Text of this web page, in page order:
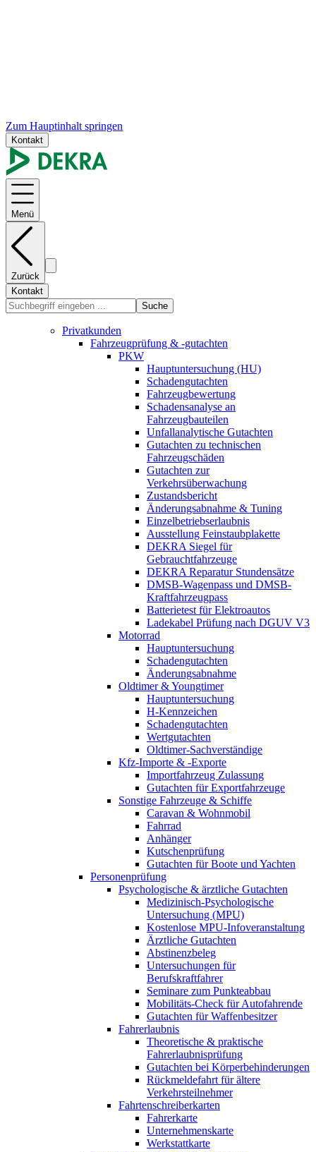
Zum Hauptinhalt springen
Kontakt
Menü
Zurück
Kontakt
Suche
Privatkunden
Fahrzeugprüfung & -gutachten
PKW
Hauptuntersuchung (HU)
Schadengutachten
Fahrzeugbewertung
Schadensanalyse an
Fahrzeugbauteilen
Unfallanalytische Gutachten
Gutachten zu technischen
Fahrzeugschäden
Gutachten zur
Verkehrsüberwachung
Zustandsbericht
Änderungsabnahme & Tuning
Einzelbetriebserlaubnis
Ausstellung Feinstaubplakette
DEKRA Siegel für
Gebrauchtfahrzeuge
DEKRA Reparatur Stundensätze
DMSB-Wagenpass und DMSB-
Kraftfahrzeugpass
Batterietest für Elektroautos
Ladekabel Prüfung nach DGUV V3
Motorrad
Hauptuntersuchung
Schadengutachten
Änderungsabnahme
Oldtimer & Youngtimer
Hauptuntersuchung
H-Kennzeichen
Schadengutachten
Wertgutachten
Oldtimer-Sachverständige
Kfz-Importe & -Exporte
Importfahrzeug Zulassung
Gutachten für Exportfahrzeuge
Sonstige Fahrzeuge & Schiffe
Caravan & Wohnmobil
Fahrrad
Anhänger
Kutschenprüfung
Gutachten für Boote und Yachten
Personenprüfung
Psychologische & ärztliche Gutachten
Medizinisch-Psychologische
Untersuchung (MPU)
Kostenlose MPU-Infoveranstaltung
Ärztliche Gutachten
Abstinenzbeleg
Untersuchungen für
Berufskraftfahrer
Seminare zum Punkteabbau
Mobilitäts-Check für Autofahrende
Gutachten für Waffenbesitzer
Fahrerlaubnis
Theoretische & praktische
Fahrerlaubnisprüfung
Gutachten bei Körperbehinderungen
Rückmeldefahrt für ältere
Verkehrsteilnehmer
Fahrtenschreiberkarten
Fahrerkarte
Unternehmenskarte
Werkstattkarte